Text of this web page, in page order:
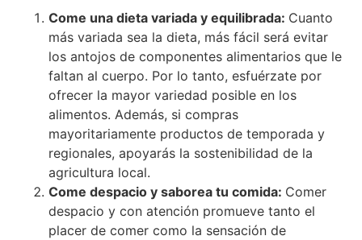
Come una dieta variada y equilibrada: Cuanto
más variada sea la dieta, más fácil será evitar
los antojos de componentes alimentarios que le
faltan al cuerpo. Por lo tanto, esfuérzate por
ofrecer la mayor variedad posible en los
alimentos. Además, si compras
mayoritariamente productos de temporada y
regionales, apoyarás la sostenibilidad de la
agricultura local.
Come despacio y saborea tu comida: Comer
despacio y con atención promueve tanto el
placer de comer como la sensación de